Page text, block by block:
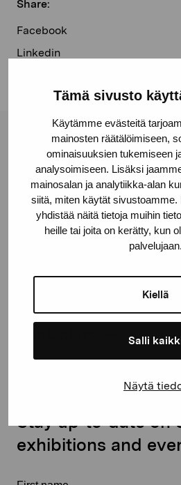
Tämä sivusto
Käytämme evästeitä
mainosten räätälöimiseen,
ominaisuuksien tukemiseen
analysoimiseen. Lisäksi
mainosalan ja analytiikka-alan
siitä, miten käytät
yhdistää näitä tietoja muihin
heille tai joita on kerätty, kun
palvelujaan.
Kiellä
Salli
Näytä
Share:
Facebook
Linkedin
Pro Artibus
Gustav Wasas gata 11
10600 Ekenäs
proartibus@proartibus.fi
Stay up-to-date on
exhibitions and